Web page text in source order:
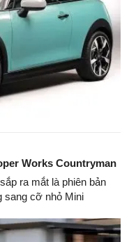
Works Countryman
ra mắt là phiên bản
sang cỡ nhỏ Mini